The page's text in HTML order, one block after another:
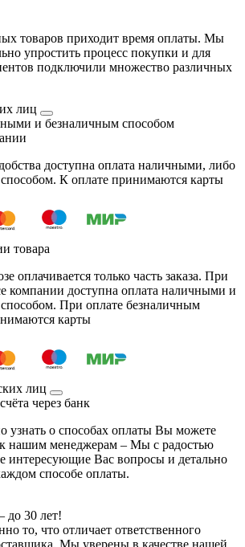
товаров приходит время оплаты. Мы
упростить процесс покупки и для
подключили множество различных
лиц
и безналичным способом
доступна оплата наличными, либо
К оплате принимаются карты
товара
оплачивается только часть заказа. При
компании доступна оплата наличными и
При оплате безналичным
карты
лиц
через банк
узнать о способах оплаты Вы можете
нашим менеджерам – Мы с радостью
интересующие Вас вопросы и детально
способе оплаты.
до 30 лет!
то, что отличает ответственного
Мы уверены в качестве нашей